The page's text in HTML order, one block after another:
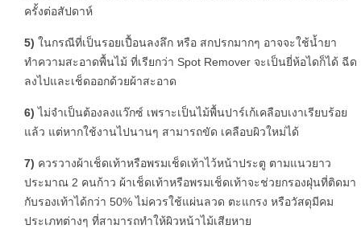
ครั้งต่อสัปดาห์
5) ในกรณีที่เป็นรอยเปื้อนลงลึก หรือ สกปรกมากๆ อาจจะใช้น้ำยา
ทำความสะอาดพื้นไม้ ที่เรียกว่า Spot Remover จะเป็นยี่ห้อไดก็ได้ ฉีด
ลงไปและเช็ดออกด้วยผ้าสะอาด
6) ไม่จำเป็นต้องลงแว๊กซ์ เพราะเป็นไม้พื้นปาร์เก้เคลือบเงาเรียบร้อย
แล้ว แต่หากใช้งานไปนานๆ สามารถขัด เคลือบผิวใหม่ได้
7) ควรวางผ้าเช็ดเท้าหรือพรมเช็ดเท้าไว้หน้าประตู ตามแนวยาว
ประมาณ 2 คนก้าว ผ้าเช็ดเท้าหรือพรมเช็ดเท้าจะช่วยกรองฝุ่นที่ติดมา
กับรองเท้าได้กว่า 50% ไม่ควรใช้แผ่นลวด ตะแกรง หรือวัสดุมีคม
ประเภทต่างๆ ที่สามารถทำให้ผิวหน้าไม้เสียหาย